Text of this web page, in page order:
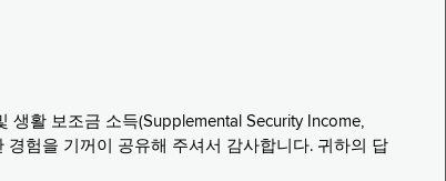
생활 보조금 소득(Supplemental Security Income,
험을 기꺼이 공유해 주셔서 감사합니다. 귀하의 답